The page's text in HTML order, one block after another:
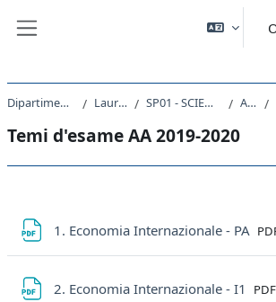
Dipartimento di Scienze Politiche e Sociali Laurea triennale (DM270) SP01 - SCIENZE INTERNAZIONALI E DIPLOMATICHE A.A. 2024 - 2025
Temi d'esame AA 2019-2020
1. Economia Internazionale - PA File
2. Economia Internazionale - I1 File
PDF